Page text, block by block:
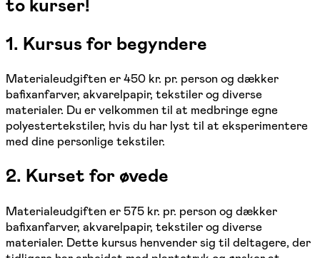
to kurser!
1. Kursus for begyndere
Materialeudgiften er 450 kr. pr. person og dækker
bafixanfarver, akvarelpapir, tekstiler og diverse
materialer. Du er velkommen til at medbringe egne
polyestertekstiler, hvis du har lyst til at eksperimentere
med dine personlige tekstiler.
2. Kurset for øvede
Materialeudgiften er 575 kr. pr. person og dækker
bafixanfarver, akvarelpapir, tekstiler og diverse
materialer. Dette kursus henvender sig til deltagere, der